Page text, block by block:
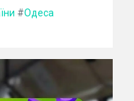
#Одеса